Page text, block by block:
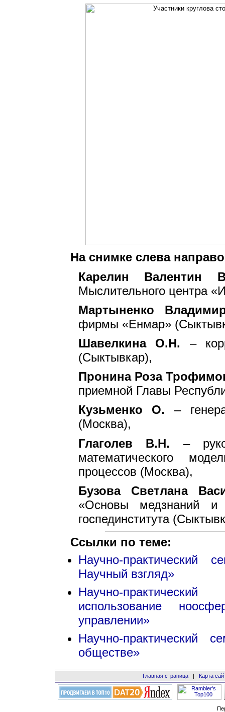
На снимке слева
Карелин Валентин
Мыслительного центра
Мартыненко
фирмы «Енмар»
Шавелкина О.Н. –
(Сыктывкар),
Пронина Роза
приемной Главы
Кузьменко О. –
(Москва),
Глаголев В.Н. –
математического
процессов (Москва),
Бузова Светлана
«Основы медзнаний и
госпединститута
Ссылки по теме:
Научно-практический
Научный взгляд»
Научно-
использование
управлении»
Научно-
обществе»
Главная страница| Карта